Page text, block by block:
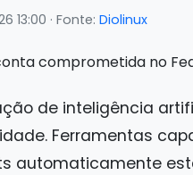
13:00 · Fonte: Diolinux
de inteligência
Ferramentas
automaticamente